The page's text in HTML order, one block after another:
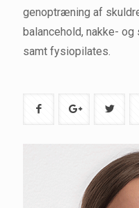
genoptræning af
balancehold, nakke-
samt fysiopilates.